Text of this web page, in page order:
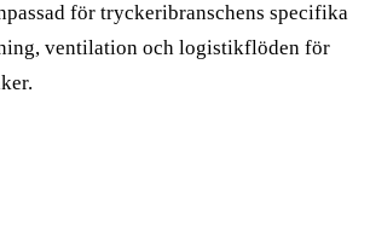
för tryckeribranschens specifika
ventilation och logistikflöden för